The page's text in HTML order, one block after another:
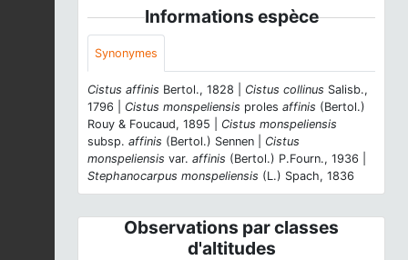
Informations espèce
Synonymes
Cistus affinis Bertol., 1828 | Cistus collinus Salisb.,
1796 | Cistus monspeliensis proles affinis (Bertol.)
Rouy & Foucaud, 1895 | Cistus monspeliensis
subsp. affinis (Bertol.) Sennen | Cistus
monspeliensis var. affinis (Bertol.) P.Fourn., 1936 |
Stephanocarpus monspeliensis (L.) Spach, 1836
Observations par classes
d'altitudes